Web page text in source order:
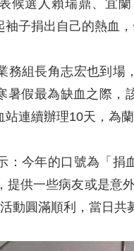
候選人賴瑞鼎、宜
子捐出自己的熱血
組長角志宏也到場
暑假最為缺血之際，
連續辦理10天，為
今年的口號為「捐
提供一些病友或是意
動圓滿順利，當日共